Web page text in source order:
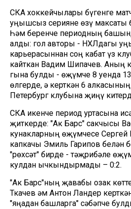
СКА хоккейчылары бүгенге
уңышсыз серияне өзү максаты
Һәм беренче периодның
алды: гол авторы - НХЛдагы
карьерасыннан соң кабат үз
кайткан Вадим Шипачев. Аның
гына булды - һөҗүмче 8 уенда
өлгерде, ә керткән 6
Петербург клубына җиңү
СКА икенче период уртасына
җиткерде: "Ак Барс" сакчысы
кунакларның һөҗүмчесе
капкачы Эмиль Гарипов белән
"рөхсәт" бирде - тәҗрибәле
кулдан ычкындырмады – 0:2.
"Ак Барс"ның җавабы озак
Ткачев һәм Антон Ландер
"яңадан башларга" сәбәпче